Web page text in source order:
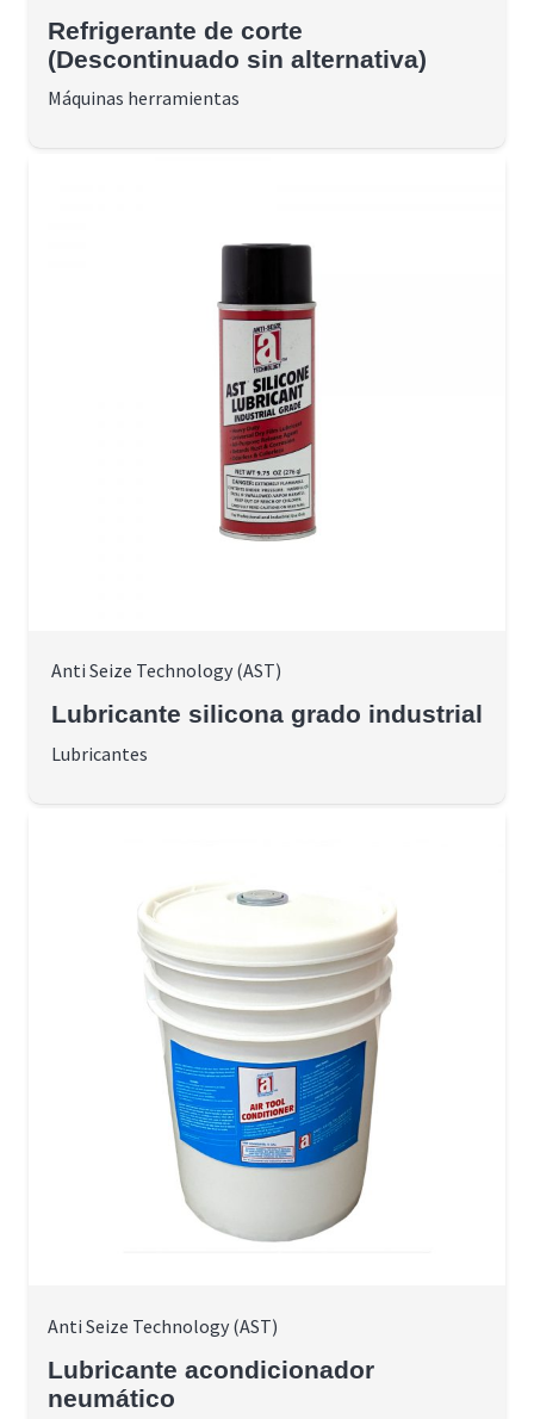
Refrigerante de corte
(Descontinuado sin alternativa)
Máquinas herramientas
Anti Seize Technology (AST)
Lubricante silicona grado industrial
Lubricantes
Anti Seize Technology (AST)
Lubricante acondicionador
neumático